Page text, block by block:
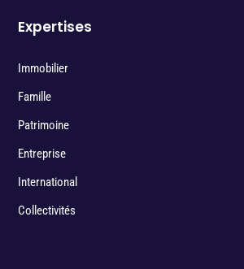
Expertises
Immobilier
Famille
Patrimoine
Entreprise
International
Collectivités